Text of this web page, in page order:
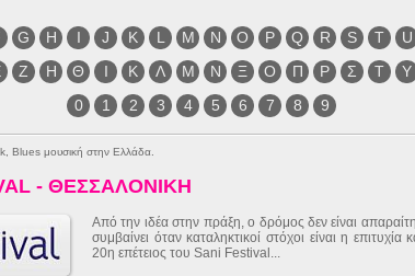
G H I J K L M N O P Q R S T U
Ζ Η Θ Ι Κ Λ Μ Ν Ξ Ο Π Ρ Σ Τ Υ
0
1 2 3 4 5 6 7 8 9
Blues μουσική στην Ελλάδα.
- ΘΕΣΣΑΛΟΝΙΚΗ
Από την ιδέα στην πράξη, ο δρόμος δεν είναι
συμβαίνει όταν καταληκτικοί στόχοι είναι η επιτυχία
20η επέτειος του Sani Festival...